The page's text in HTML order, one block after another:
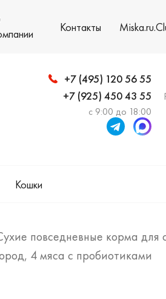
Контакты
+7 (495) 120 56 55
+7 (925) 450 43 55
с 9:00 до 18:00
Кошки
повседневные корма для
4 мяса с пробиотиками